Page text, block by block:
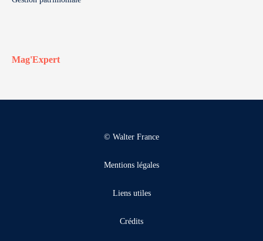
Mag'Expert
© Walter France
Mentions légales
Liens utiles
Crédits